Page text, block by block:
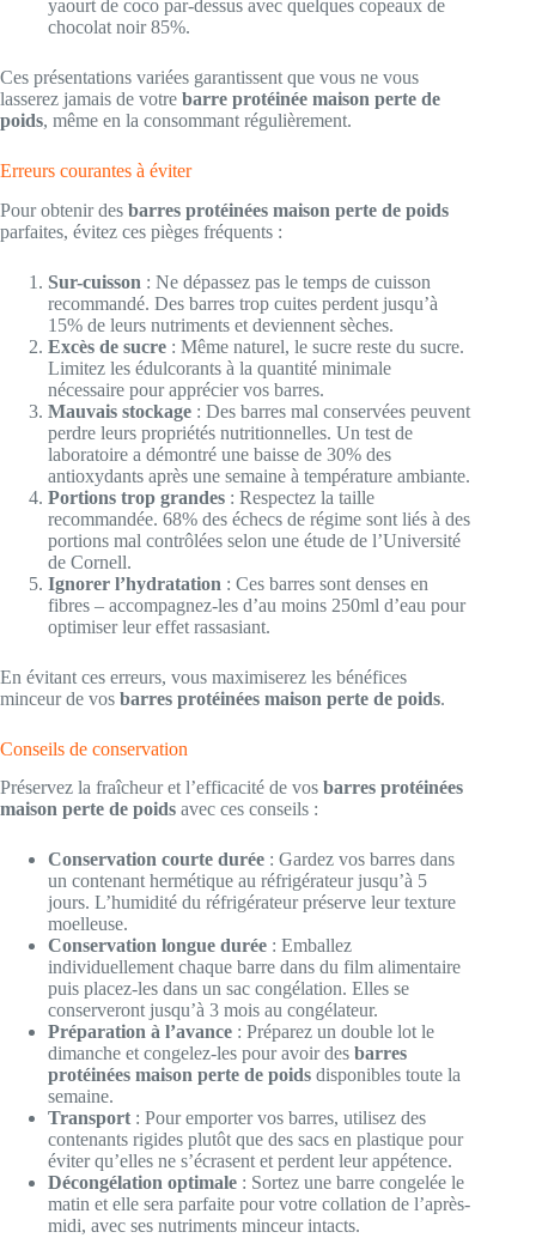
yaourt de coco par-dessus avec quelques copeaux de
chocolat noir 85%.
Ces présentations variées garantissent que vous ne vous
lasserez jamais de votre barre protéinée maison perte de
poids, même en la consommant régulièrement.
Erreurs courantes à éviter
Pour obtenir des barres protéinées maison perte de poids
parfaites, évitez ces pièges fréquents :
Sur-cuisson : Ne dépassez pas le temps de cuisson
recommandé. Des barres trop cuites perdent jusqu’à
15% de leurs nutriments et deviennent sèches.
Excès de sucre : Même naturel, le sucre reste du sucre.
Limitez les édulcorants à la quantité minimale
nécessaire pour apprécier vos barres.
Mauvais stockage : Des barres mal conservées peuvent
perdre leurs propriétés nutritionnelles. Un test de
laboratoire a démontré une baisse de 30% des
antioxydants après une semaine à température ambiante.
Portions trop grandes : Respectez la taille
recommandée. 68% des échecs de régime sont liés à des
portions mal contrôlées selon une étude de l’Université
de Cornell.
Ignorer l’hydratation : Ces barres sont denses en
fibres – accompagnez-les d’au moins 250ml d’eau pour
optimiser leur effet rassasiant.
En évitant ces erreurs, vous maximiserez les bénéfices
minceur de vos barres protéinées maison perte de poids.
Conseils de conservation
Préservez la fraîcheur et l’efficacité de vos barres protéinées
maison perte de poids avec ces conseils :
Conservation courte durée : Gardez vos barres dans
un contenant hermétique au réfrigérateur jusqu’à 5
jours. L’humidité du réfrigérateur préserve leur texture
moelleuse.
Conservation longue durée : Emballez
individuellement chaque barre dans du film alimentaire
puis placez-les dans un sac congélation. Elles se
conserveront jusqu’à 3 mois au congélateur.
Préparation à l’avance : Préparez un double lot le
dimanche et congelez-les pour avoir des barres
protéinées maison perte de poids disponibles toute la
semaine.
Transport: Pour emporter vos barres, utilisez des
contenants rigides plutôt que des sacs en plastique pour
éviter qu’elles ne s’écrasent et perdent leur appétence.
Décongélation optimale : Sortez une barre congelée le
matin et elle sera parfaite pour votre collation de l’après-
midi, avec ses nutriments minceur intacts.